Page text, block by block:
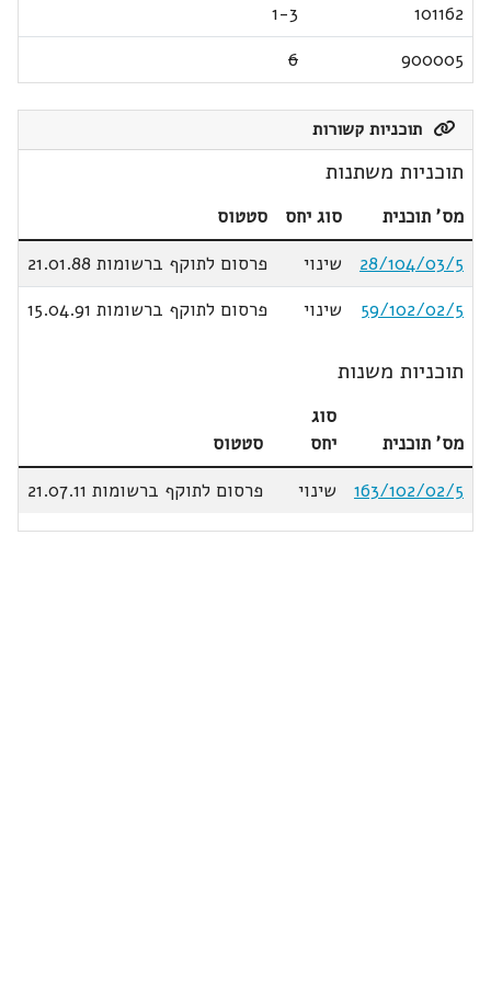
101162
1-3
900005
6
תוכניות קשורות
תוכניות משתנות
מס' תוכנית סוג יחס
סטטוס
28/104/03/5
שינוי
פרסום לתוקף ברשומות 21.01.88
59/102/02/5
שינוי פרסום לתוקף ברשומות 15.04.91
תוכניות משנות
מס' תוכנית
סוג
יחס
סטטוס
163/102/02/5
שינוי פרסום לתוקף ברשומות 21.07.11